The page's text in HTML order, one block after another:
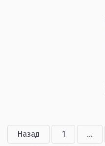
Назад 1 ...